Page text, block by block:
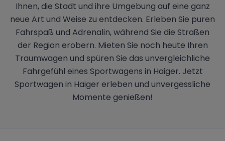
Ihnen, die Stadt und ihre Umgebung auf eine ganz
neue Art und Weise zu entdecken. Erleben Sie puren
Fahrspaß und Adrenalin, während Sie die Straßen
der Region erobern. Mieten Sie noch heute Ihren
Traumwagen und spüren Sie das unvergleichliche
Fahrgefühl eines Sportwagens in Haiger. Jetzt
Sportwagen in Haiger erleben und unvergessliche
Momente genießen!